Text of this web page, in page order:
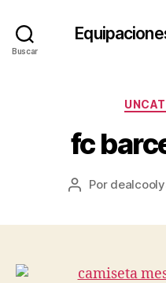
Buscar
fc
Autor
Por